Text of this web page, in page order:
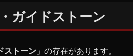
ガイドストーン
ストーン 」の存在があります。